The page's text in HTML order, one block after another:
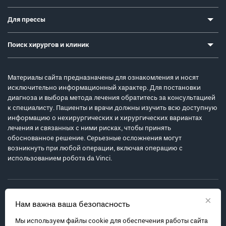
×
Нам важна ваша безопасность
Мы используем файлы cookie для обеспечения работы сайта
Для прессы
Поиск хирургов и клиник
Материалы сайта предназначены для ознакомления и носят
исключительно информационный характер. Для постановки
диагноза и выбора метода лечения обратитесь за консультацией
к специалисту. Пациенты и врачи должны изучить всю доступную
информацию о нехирургических и хирургических вариантах
лечения и связанных с ними рисках, чтобы принять
обоснованное решение. Серьезные осложнения могут
возникнуть при любой операции, включая операцию с
использованием робота da Vinci.
Политика обработки персональных данных